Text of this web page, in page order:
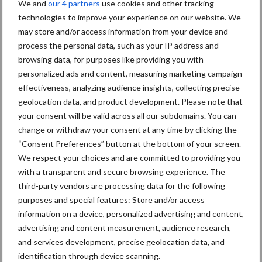
We and our 4 partners use cookies and other tracking
technologies to improve your experience on our website. We
may store and/or access information from your device and
process the personal data, such as your IP address and
browsing data, for purposes like providing you with
personalized ads and content, measuring marketing campaign
effectiveness, analyzing audience insights, collecting precise
geolocation data, and product development. Please note that
your consent will be valid across all our subdomains. You can
change or withdraw your consent at any time by clicking the
“Consent Preferences” button at the bottom of your screen.
We respect your choices and are committed to providing you
with a transparent and secure browsing experience. The
third-party vendors are processing data for the following
purposes and special features: Store and/or access
information on a device, personalized advertising and content,
advertising and content measurement, audience research,
and services development, precise geolocation data, and
identification through device scanning.
2024 voltooid zijn. De investering is een mijlpaal in de sector,
aangezien de fabriek na voltooiing meer dan 1000 ton
gecultiveerd eiwit per jaar kan produceren, met de mogelijkheid
om de capaciteit te vergroten tot 4.000 ton per jaar.
Wanneer het commerciële stadium wordt bereikt, zal het
gecultiveerde eiwit van JBS de consument in eerste instantie
bereiken in de vorm van kant-en-klaar voedsel, zoals hamburgers,
worstjes en gehaktballen, met dezelfde kwaliteit, veiligheid,
smaak en textuur als traditionele eiwitten. De technologie heeft
het potentieel om rundvlees, maar ook kip, varkensvlees en vis te
produceren.
Bron:JBS
Aanbevolen voor jou!
Grondstoffenmarkt blijft